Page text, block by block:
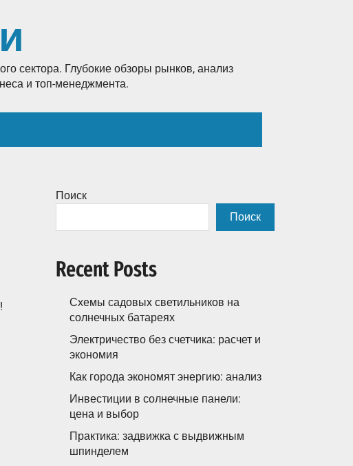
сектора. Глубокие обзоры рынков, анализ
и топ-менеджмента.
Поиск
Поиск
Recent Posts
Схемы садовых светильников на
солнечных батареях
Электричество без счетчика: расчет и
экономия
Как города экономят энергию: анализ
Инвестиции в солнечные панели:
цена и выбор
Практика: задвижка с выдвижным
шпинделем